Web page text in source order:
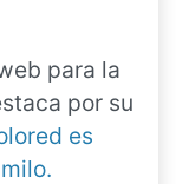
para la
por su
es